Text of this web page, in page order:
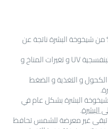
• عوامل بيئية: التعرض للأشعة فوق البنفسجية UV و تغيرات المناخ و
و التغذية و الضغط
شيخوخة البشرة بشكل عام في
البشرة.
تبقى غير معرضة للشمس تحافظ